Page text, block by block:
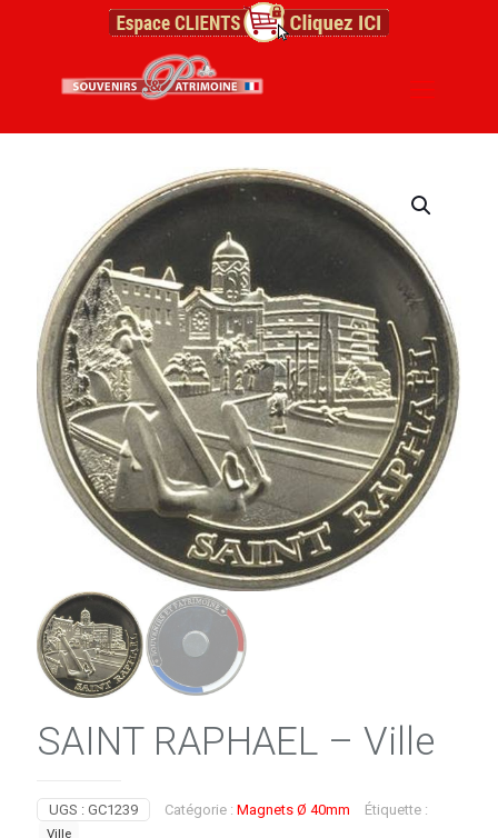
SAINT RAPHAEL – Ville
UGS : GC1239 Catégorie : Magnets Ø 40mm Étiquette :
Ville